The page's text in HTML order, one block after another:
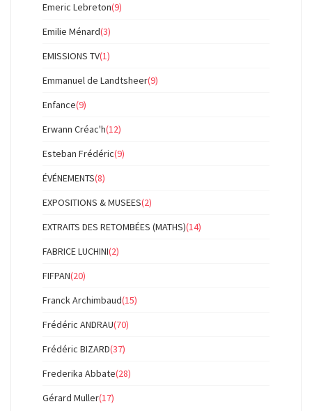
Emeric Lebreton(9)
Emilie Ménard(3)
EMISSIONS TV(1)
Emmanuel de Landtsheer(9)
Enfance(9)
Erwann Créac'h(12)
Esteban Frédéric(9)
ÉVÉNEMENTS(8)
EXPOSITIONS & MUSEES(2)
EXTRAITS DES RETOMBÉES (MATHS)(14)
FABRICE LUCHINI(2)
FIFPAN(20)
Franck Archimbaud(15)
Frédéric ANDRAU(70)
Frédéric BIZARD(37)
Frederika Abbate(28)
Gérard Muller(17)